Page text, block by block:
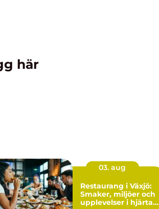
här
03. aug
Restaurang i Växjö:
Smaker, miljöer och
upplevelser i hjärtat